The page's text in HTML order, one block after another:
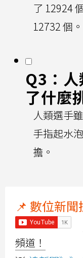
了 12924
12732 個。
Q3：
了什麼
人類選手
手指起水
擔。
📌 數位新聞
頻道！